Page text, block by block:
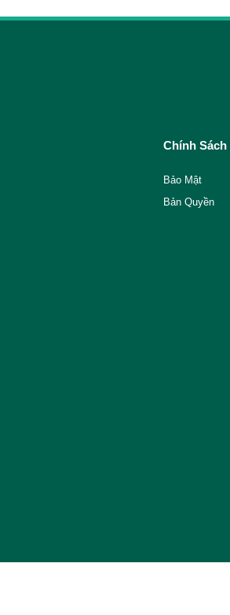
Chính Sách
Bảo Mật
Bản Quyền